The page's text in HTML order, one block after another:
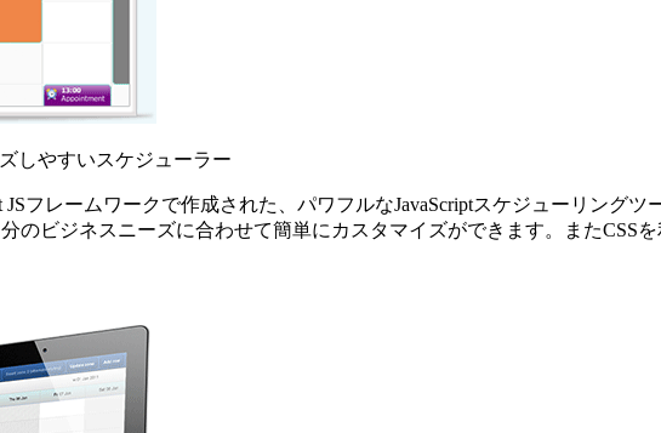
しやすいスケジューラー
JSフレームワークで作成された、パワフルなJavaScriptスケジューリン
のビジネスニーズに合わせて簡単にカスタマイズができます。またCSS